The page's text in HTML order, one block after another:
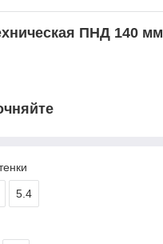
ПНД 140 мм
5.4